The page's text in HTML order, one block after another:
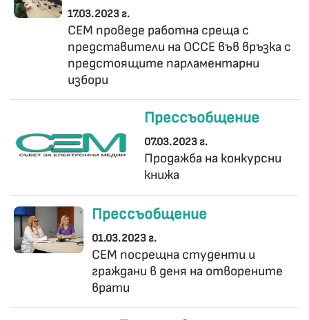
17.03.2023 г.
СЕМ проведе работна среща с
представители на ОССЕ във връзка с
предстоящите парламентарни
избори
Прессъобщение
07.03.2023 г.
Продажба на конкурсни
книжа
Прессъобщение
01.03.2023 г.
СЕМ посрещна студенти и
граждани в деня на отворените
врати